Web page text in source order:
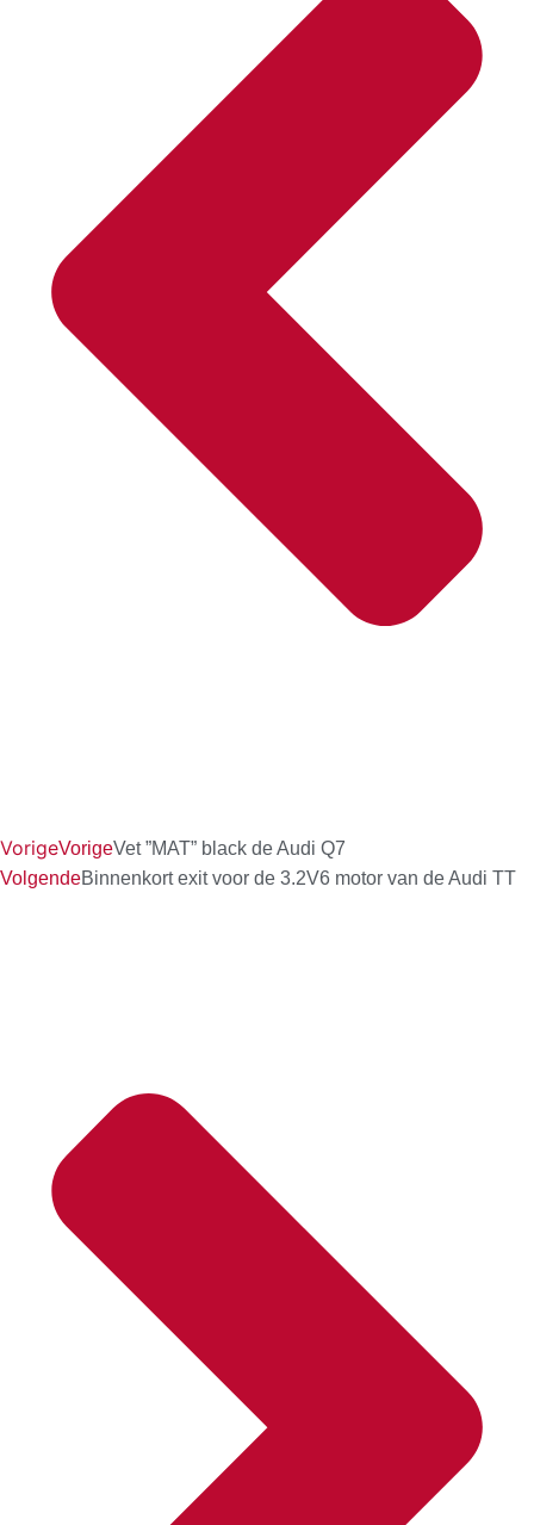
VorigeVorigeVet ”MAT” black de Audi Q7
VolgendeBinnenkort exit voor de 3.2V6 motor van de Audi TT